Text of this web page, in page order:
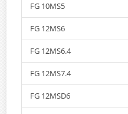
FG 10MS5
FG 12MS6
FG 12MS6.4
FG 12MS7.4
FG 12MSD6